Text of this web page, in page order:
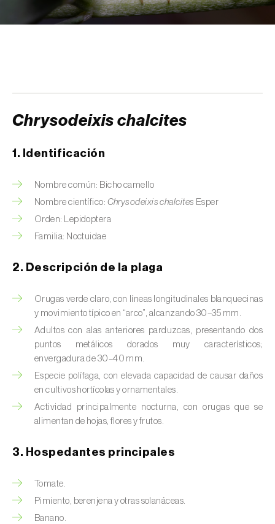
Arañuelo del ciruelo (Yponomeuta
xanthenes)
sasakii (=niponensis))
Barrenador del tallo de la caña de azúcar
fusca
Barrenador del té (Euwallacea fornicatus, E.
fornicatior, E. perbrevis e E. kuroshio)
Barrenador del tomate (
elegantalis)
Barrenillo del almendro (Scolytus amygdali)
Barrenillo del olmo ( Scolytus multistriatus
Barrenillo grabador (Ips acuminatus
Barrenillo tipografo del abeto rojo (
typographus)
Chrysodeixis chalcites
1. Identificación
Nombre común: Bicho camello
Nombre científico: Chrysodeixis chalcites Esper
Orden: Lepidoptera
Familia: Noctuidae
2. Descripción de la plaga
Orugas verde claro, con líneas longitudinales blanquecinas
y movimiento típico en “arco”, alcanzando 30–35 mm.
Adultos con alas anteriores parduzcas, presentando dos
puntos metálicos dorados muy característicos;
envergadura de 30–40 mm.
Especie polífaga, con elevada capacidad de causar daños
en cultivos hortícolas y ornamentales.
Actividad principalmente nocturna, con orugas que se
alimentan de hojas, flores y frutos.
3. Hospedantes principales
Tomate.
Pimiento, berenjena y otras solanáceas.
Banano.